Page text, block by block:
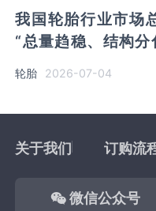
我国轮胎行业市场
“总量趋稳、结构分
持续加剧下企业海外
轮胎 2026-07-04
关于我们 订购流
微信公众号